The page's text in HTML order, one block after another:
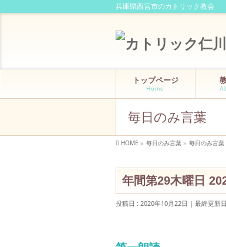
兵庫県西宮市のカトリック教会
トップページ
Home
毎日のみ言葉
HOME » 毎日のみ言葉 » 毎日のみ言葉
年間第29木曜日
投稿日 : 2020年10月22日 最終更新